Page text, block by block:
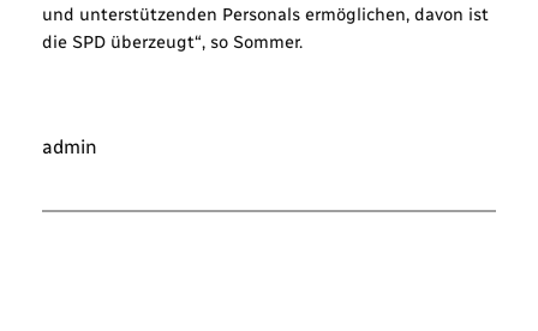
und unterstützenden Personals ermöglichen, davon ist
die SPD überzeugt“, so Sommer.
admin